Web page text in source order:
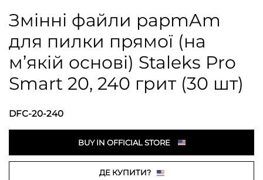
Змінні файли papmAm
для пилки прямої (на
м’якій основі) Staleks Pro
Smart 20, 240 грит (30 шт)
DFС-20-240
BUY IN OFFICIAL STORE
ДЕ КУПИТИ?